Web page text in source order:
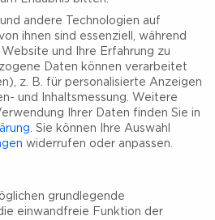
andere Technologien auf
ihnen sind essenziell, während
und Ihre Erfahrung zu
Daten können verarbeitet
z. B. für personalisierte Anzeigen
und Inhaltsmessung.
Weitere
Ihrer Daten finden Sie in
Sie können Ihre Auswahl
widerrufen oder anpassen.
grundlegende
einwandfreie Funktion der